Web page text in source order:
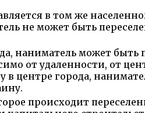
в том же
не может быть
наниматель может быть
от удаленности, от
в центре города,
происходит